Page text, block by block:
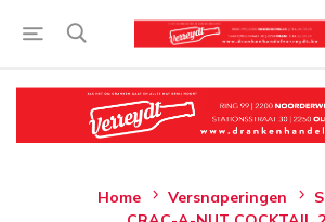
Home Versnaperingen